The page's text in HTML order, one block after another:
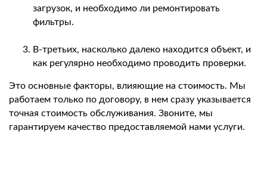
загрузок, и необходимо ли ремонтировать
фильтры.
В-третьих, насколько далеко находится объект, и
как регулярно необходимо проводить проверки.
Это основные факторы, влияющие на стоимость. Мы
работаем только по договору, в нем сразу указывается
точная стоимость обслуживания. Звоните, мы
гарантируем качество предоставляемой нами услуги.